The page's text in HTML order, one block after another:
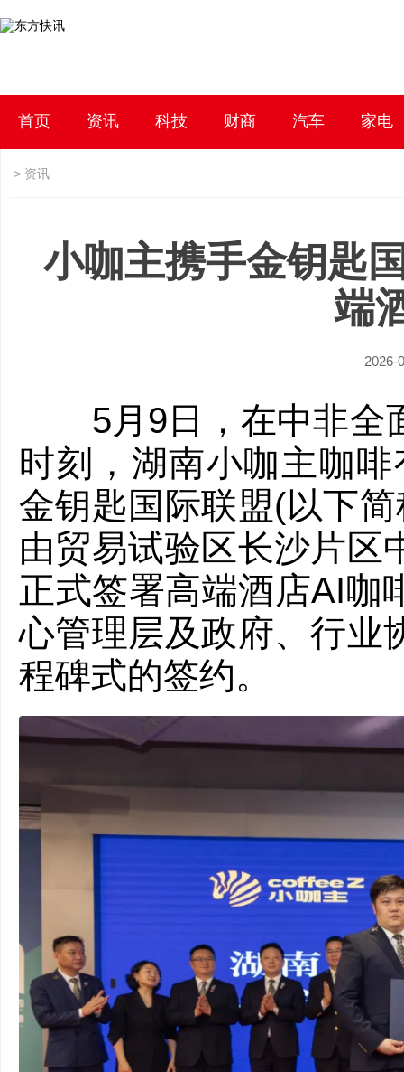
首页 资讯 科技 财商 汽车 家电
> 资讯
小咖主携手金钥匙
端
2026-
5月9日，在中非全
时刻，湖南小咖主咖
金钥匙国际联盟(以下
由贸易试验区长沙片区
正式签署高端酒店AI咖
心管理层及政府、行业
程碑式的签约。